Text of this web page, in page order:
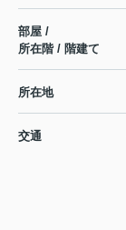
部屋 /
所在階 / 階建て
所在地
交通